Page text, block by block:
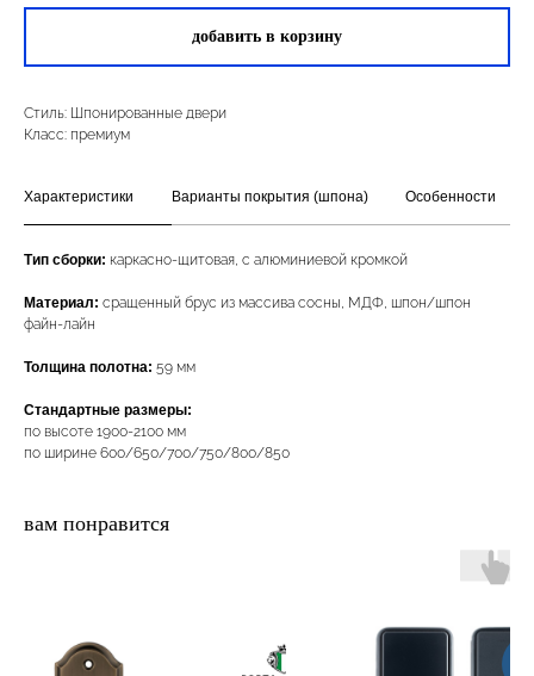
добавить в корзину
Стиль: Шпонированные двери
Класс: премиум
Характеристики Варианты покрытия (шпона) Особенности
Тип сборки: каркасно-щитовая, с алюминиевой кромкой
Материал: сращенный брус из массива сосны, МДФ, шпон/шпон
файн-лайн
Толщина полотна: 59 мм
Стандартные размеры:
по высоте 1900-2100 мм
по ширине 600/650/700/750/800/850
вам понравится